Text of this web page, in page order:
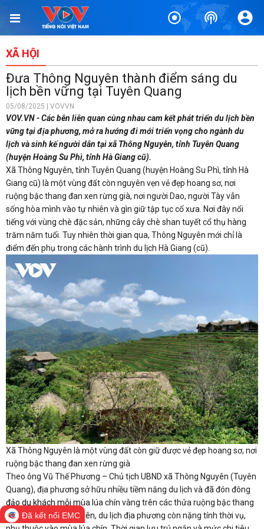
XÃ HỘI
Đưa Thông Nguyên thành điểm sáng du
lịch bền vững tại Tuyên Quang
05/08/2025 | VOVVN
VOV.VN - Các bên liên quan cùng nhau cam kết phát triển du lịch bền
vững tại địa phương, mở ra hướng đi mới triển vọng cho ngành du
lịch và sinh kế người dân tại xã Thông Nguyên, tỉnh Tuyên Quang
(huyện Hoàng Su Phì, tỉnh Hà Giang cũ).
Xã Thông Nguyên, tỉnh Tuyên Quang (huyện Hoàng Su Phì, tỉnh Hà
Giang cũ) là một vùng đất còn nguyên vẹn vẻ đẹp hoang sơ, nơi
ruộng bậc thang đan xen rừng già, nơi người Dao, người Tày vẫn
sống hòa mình vào tự nhiên và gìn giữ tập tục cổ xưa. Nơi đây nổi
tiếng với vùng chè đặc sản, những cây chè shan tuyết cổ thụ hàng
trăm năm tuổi. Tuy nhiên thời gian qua, Thông Nguyên mới chỉ là
điểm đến phụ trong các hành trình du lịch Hà Giang (cũ).
Xã Thông Nguyên là một vùng đất còn giữ được vẻ đẹp hoang sơ, nơi
ruộng bậc thang đan xen rừng già
Theo ông Vũ Thế Phương – Chủ tịch UBND xã Thông Nguyên (Tuyên
Quang), địa phương sở hữu nhiều tiềm năng du lịch và đã đón đông
đảo du khách mỗi mùa lúa chín vàng trên các thửa ruộng bậc thang
Hoàng Su Phì. Tuy nhiên, du lịch địa phương còn nặng tính thời vụ,
Đã kết nối EMC